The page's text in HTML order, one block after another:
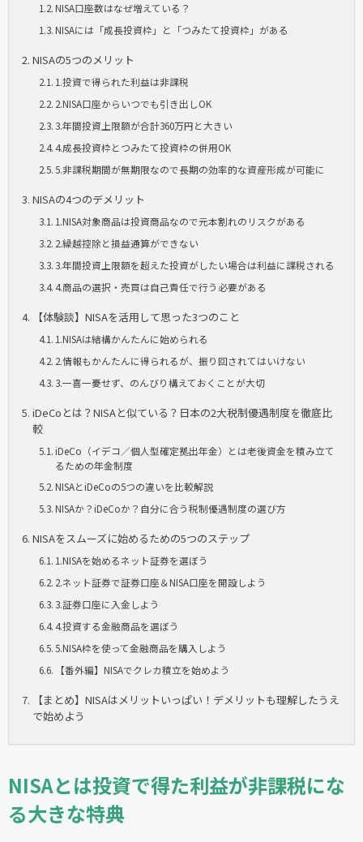
NISA口座数はなぜ増えている？
NISAには「成長投資枠」と「つみたて投資枠」がある
NISAの5つのメリット
1.投資で得られた利益は非課税
2.NISA口座からいつでも引き出しOK
3.年間投資上限額が合計360万円と大きい
4.成長投資枠とつみたて投資枠の併用OK
5.非課税期間が無期限なので長期の効率的な資産形成が可能に
NISAの4つのデメリット
1.NISA対象商品は投資商品なので元本割れのリスクがある
2.繰越控除と損益通算ができない
3.年間投資上限額を超えた投資がしたい場合は利益に課税される
4.商品の選択・売買は自己責任で行う必要がある
【体験談】NISAを活用して思った3つのこと
1.NISAは結構かんたんに始められる
2.情報もかんたんに得られるが、振り回されてはいけない
3.一喜一憂せず、のんびり構えておくことが大切
iDeCoとは？NISAと似ている？日本の2大税制優遇制度を徹底比
較
iDeCo（イデコ／個人型確定拠出年金）とは老後資金を積み立て
るための年金制度
NISAとiDeCoの5つの違いを比較解説
NISAか？iDeCoか？自分に合う税制優遇制度の選び方
NISAをスムーズに始めるための5つのステップ
1.NISAを始めるネット証券を選ぼう
2.ネット証券で証券口座＆NISA口座を開設しよう
3.証券口座に入金しよう
4.投資する金融商品を選ぼう
5.NISA枠を使って金融商品を購入しよう
【番外編】NISAでクレカ積立を始めよう
【まとめ】NISAはメリットいっぱい！デメリットも理解したうえ
で始めよう
NISAとは投資で得た利益が非課税にな
る大きな特典